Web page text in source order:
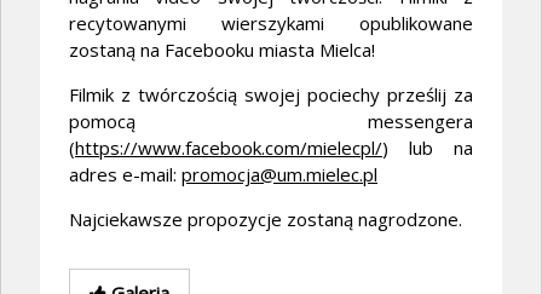
recytowanymi wierszykami opublikowane
zostaną na Facebooku miasta Mielca!
Filmik z twórczością swojej pociechy prześlij za
pomocą messengera
(https://www.facebook.com/mielecpl/) lub na
adres e-mail: promocja@um.mielec.pl
Najciekawsze propozycje zostaną nagrodzone.